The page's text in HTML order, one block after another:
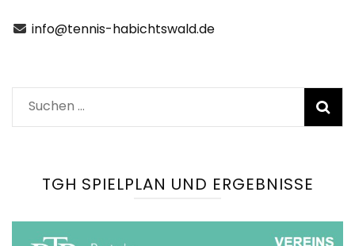
info@tennis-habichtswald.de
Suchen
nach:
TGH SPIELPLAN UND ERGEBNISSE